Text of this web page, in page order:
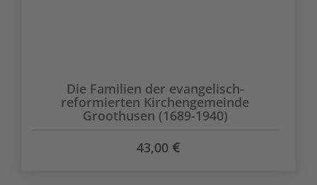
Die Familien der evangelisch-
reformierten Kirchengemeinde
Groothusen (1689-1940)
43,00